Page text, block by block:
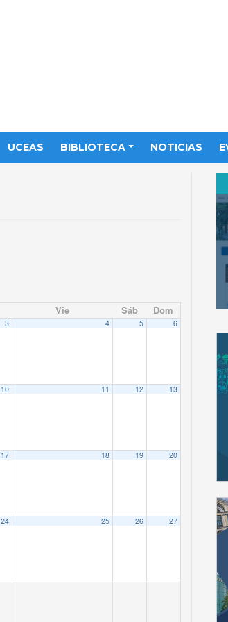
UCEAS BIBLIOTECA NOTICIAS
Vie Sáb Dom
3 4 5 6
10 11 12 13
17 18 19 20
24 25 26 27